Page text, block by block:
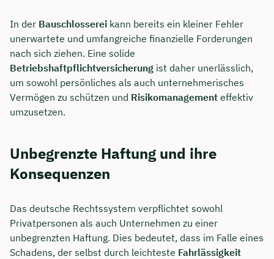
In der Bauschlosserei kann bereits ein kleiner Fehler
unerwartete und umfangreiche finanzielle Forderungen
nach sich ziehen. Eine solide
Betriebshaftpflichtversicherung ist daher unerlässlich,
um sowohl persönliches als auch unternehmerisches
Vermögen zu schützen und Risikomanagement effektiv
umzusetzen.
Unbegrenzte Haftung und ihre
Konsequenzen
Das deutsche Rechtssystem verpflichtet sowohl
Privatpersonen als auch Unternehmen zu einer
unbegrenzten Haftung. Dies bedeutet, dass im Falle eines
Schadens, der selbst durch leichteste Fahrlässigkeit